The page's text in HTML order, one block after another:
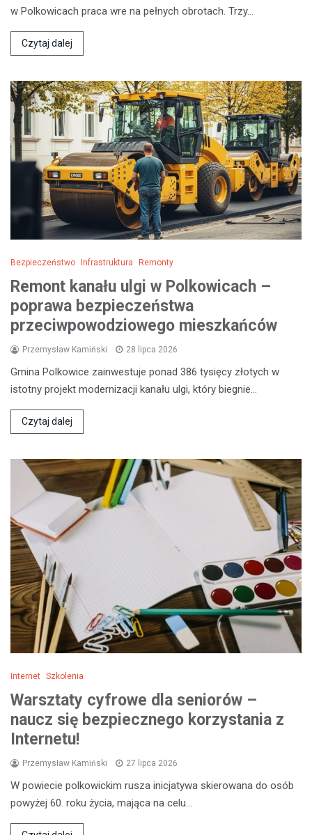
w Polkowicach praca wre na pełnych obrotach. Trzy…
Czytaj dalej
Bezpieczeństwo Infrastruktura Remonty
Remont kanału ulgi w Polkowicach –
poprawa bezpieczeństwa
przeciwpowodziowego mieszkańców
Przemysław Kamiński 28 lipca 2026
Gmina Polkowice zainwestuje ponad 386 tysięcy złotych w
istotny projekt modernizacji kanału ulgi, który biegnie…
Czytaj dalej
Internet Szkolenia
Warsztaty cyfrowe dla seniorów –
naucz się bezpiecznego korzystania z
Internetu!
Przemysław Kamiński 27 lipca 2026
W powiecie polkowickim rusza inicjatywa skierowana do osób
powyżej 60. roku życia, mająca na celu…